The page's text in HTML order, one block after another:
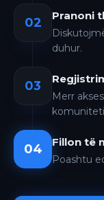
02 Pranoni
duhur.
03
Merr
04 Fillon të
Poashtu